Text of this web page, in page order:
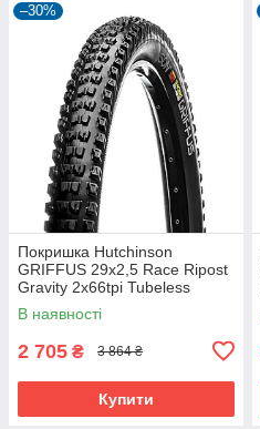
–30%
Покришка Hutchinson
GRIFFUS 29х2,5 Race Ripost
Gravity 2x66tpi Tubeless
Ready Складана Black
В наявності
2 705 ₴ 3 864 ₴
Купити